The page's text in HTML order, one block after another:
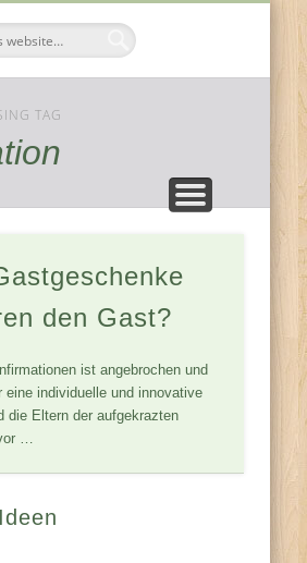
Tischdeko-
TAG
den Gast?
ist angebrochen und
eine individuelle und innovative
die Eltern der aufgekrazten
…